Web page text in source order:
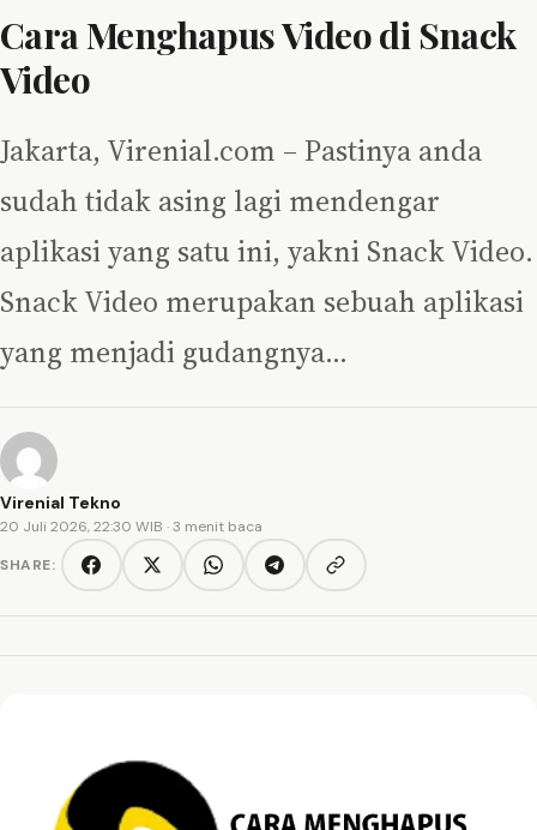
Cara Menghapus Video di Snack
Video
Jakarta, Virenial.com – Pastinya anda
sudah tidak asing lagi mendengar
aplikasi yang satu ini, yakni Snack Video.
Snack Video merupakan sebuah aplikasi
yang menjadi gudangnya…
Virenial Tekno
20 Juli 2026, 22:30 WIB · 3 menit baca
SHARE:
FacebookTwitter/XWhatsAppTelegramCopy link